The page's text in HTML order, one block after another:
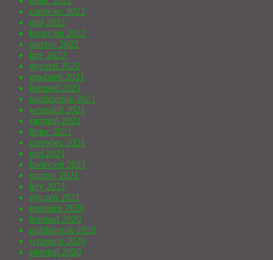
czerwiec 2022
maj 2022
kwiecień 2022
marzec 2022
luty 2022
styczeń 2022
grudzień 2021
listopad 2021
październik 2021
wrzesień 2021
sierpień 2021
lipiec 2021
czerwiec 2021
maj 2021
kwiecień 2021
marzec 2021
luty 2021
styczeń 2021
grudzień 2020
listopad 2020
październik 2020
wrzesień 2020
sierpień 2020